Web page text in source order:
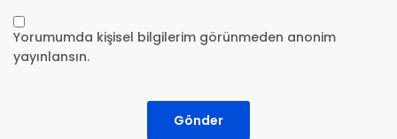
Yorumumda kişisel bilgilerim görünmeden anonim
yayınlansın.
Gönder